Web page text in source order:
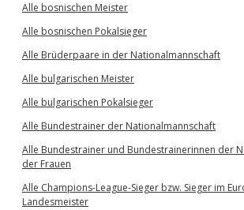
Alle bosnischen Meister
Alle bosnischen Pokalsieger
Alle Brüderpaare in der Nationalmannschaft
Alle bulgarischen Meister
Alle bulgarischen Pokalsieger
Alle Bundestrainer der Nationalmannschaft
Alle Bundestrainer und Bundestrainerinnen der
der Frauen
Alle Champions-League-Sieger bzw. Sieger im
Landesmeister